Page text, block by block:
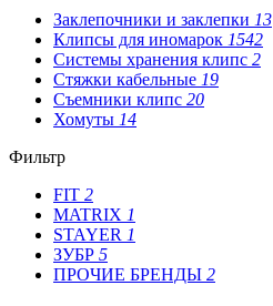
Заклепочники и заклепки 13
Клипсы для иномарок 1542
Системы хранения клипс 2
Стяжки кабельные 19
Съемники клипс 20
Хомуты 14
Фильтр
FIT 2
MATRIX 1
STAYER 1
ЗУБР 5
ПРОЧИЕ БРЕНДЫ 2